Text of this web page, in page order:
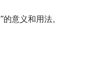
意义和用法。